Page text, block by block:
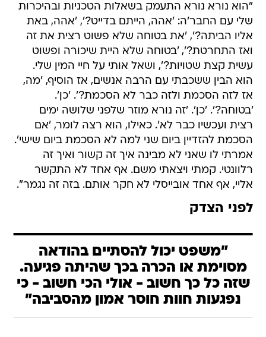
"הוא נורא נורא התעמק בשאלות הטכניות ובהיכרות
שלי עם החבר'ה: 'אהה, הייתם בדייט?', 'אהה, באת
אליו הביתה?', 'את בטוחה שלא פשוט רצית את זה
ואז התחרטת?', 'בטוחה שלא היית שיכורה ופשוט
עשית קצת שטויות?', ושאל אותי על חיי המין שלי.
הוא הבין ששכבתי עם הרבה אנשים, אז הוסיף, 'מה,
אז לזה הסכמת ולזה כבר לא הסכמת?'. 'כן'.
'בטוחה?'. 'כן'. 'זה נורא מוזר שלפני שלושה ימים
רצית ועכשיו כבר לא'. כאילו, הוא רצה לומר, 'אם
הסכמת להזדיין ביום שני למה לא הסכמת ביום שישי'.
אמרתי לו שאני לא מבינה איך זה קשור ואיך זה
רלוונטי. קמתי ויצאתי משם. אף אחד לא התקשר
אליי, אף אחד אובייסלי לא חקר אותם. בזה זה נגמר".
לפני הצדק
"משפט יכול להסתיים בהודאה
מסוימת או הכרה בכך שהיתה פגיעה.
שזה כל כך חשוב - אולי הכי חשוב - כי
נפגעות חוות חוסר אמון מהסביבה"